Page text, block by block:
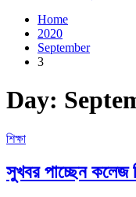
Home
2020
September
3
Day:
শিক্ষা
সুখবর পাচ্ছেন কলেজ